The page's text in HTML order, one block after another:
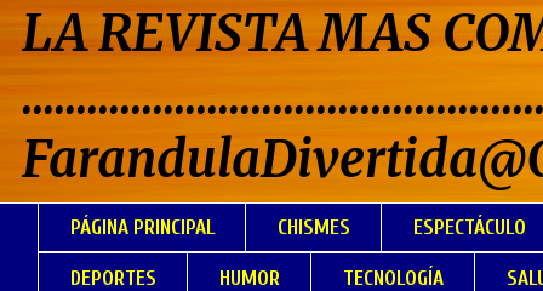
LA REVISTA MAS
PÁGINA PRINCIPAL CHISMES ESPECTÁCULO
DEPORTES HUMOR TECNOLOGÍA